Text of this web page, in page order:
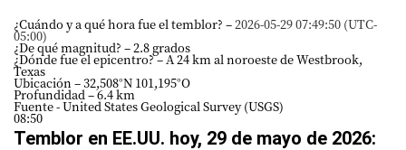
¿Cuándo y a qué hora fue el temblor? –2026-05-29 07:49:50 (UTC-
05:00)
¿De qué magnitud? – 2.8 grados
¿Dónde fue el epicentro? – A 24 km al noroeste de Westbrook,
Texas
Ubicación – 32,508°N 101,195°O
Profundidad – 6.4 km
Fuente - United States Geological Survey (USGS)
08:50
Temblor en EE.UU. hoy, 29 de mayo de 2026: